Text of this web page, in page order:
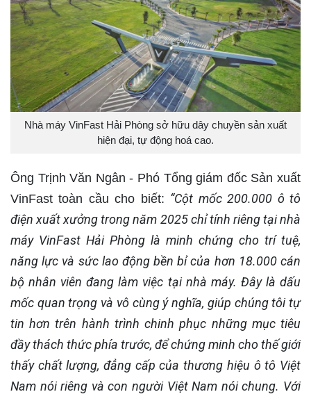
Nhà máy VinFast Hải Phòng sở hữu dây chuyền sản xuất
hiện đại, tự động hoá cao.
Ông Trịnh Văn Ngân - Phó Tổng giám đốc Sản xuất
VinFast toàn cầu cho biết: “Cột mốc 200.000 ô tô
điện xuất xưởng trong năm 2025 chỉ tính riêng tại nhà
máy VinFast Hải Phòng là minh chứng cho trí tuệ,
năng lực và sức lao động bền bỉ của hơn 18.000 cán
bộ nhân viên đang làm việc tại nhà máy. Đây là dấu
mốc quan trọng và vô cùng ý nghĩa, giúp chúng tôi tự
tin hơn trên hành trình chinh phục những mục tiêu
đầy thách thức phía trước, để chứng minh cho thế giới
thấy chất lượng, đẳng cấp của thương hiệu ô tô Việt
Nam nói riêng và con người Việt Nam nói chung. Với